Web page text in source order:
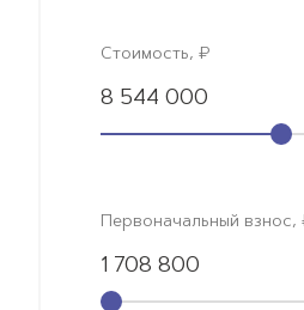
Стоимость, ₽
8 544 000
Первоначальный взнос,
1 708 800